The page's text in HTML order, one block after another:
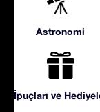
Astronomi
İpuçları ve